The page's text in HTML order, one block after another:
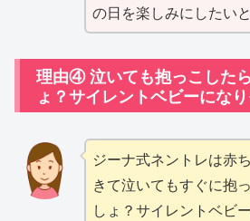
の日を楽しみにしたい
理由④ 泣いても抱っこした
ょ？サイレントベビーになり
ジーナ式ネントレは赤
きて泣いてもすぐに抱
しょ？サイレントベビ